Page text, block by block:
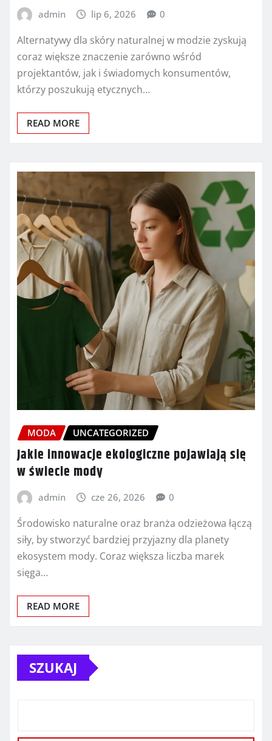
admin lip 6, 2026 0
Alternatywy dla skóry naturalnej w modzie zyskują
coraz większe znaczenie zarówno wśród
projektantów, jak i świadomych konsumentów,
którzy poszukują etycznych…
READ MORE
MODA UNCATEGORIZED
Jakie innowacje ekologiczne pojawiają się
w świecie mody
admin cze 26, 2026 0
Środowisko naturalne oraz branża odzieżowa łączą
siły, by stworzyć bardziej przyjazny dla planety
ekosystem mody. Coraz większa liczba marek
sięga…
READ MORE
SZUKAJ